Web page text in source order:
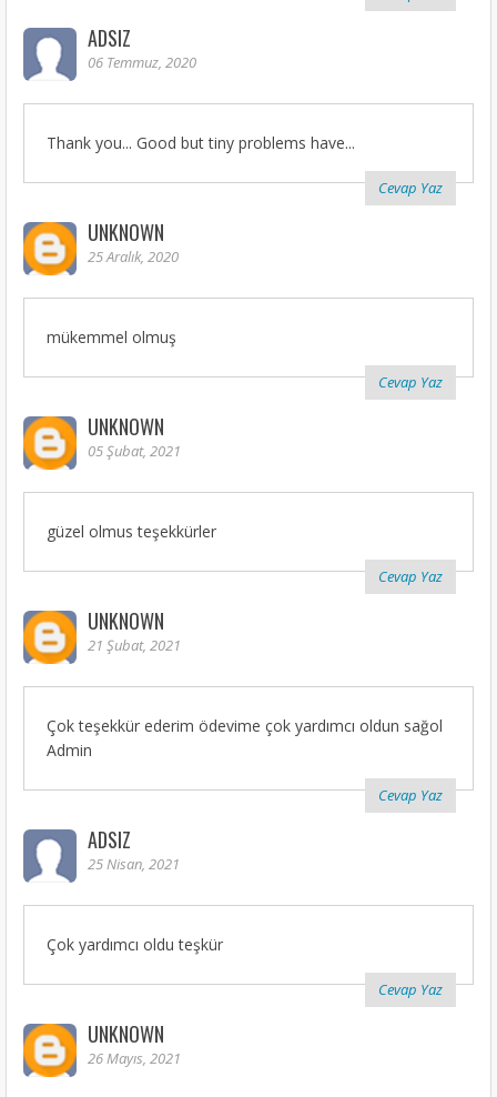
ADSIZ
06 Temmuz, 2020
Thank you... Good but tiny problems have...
Cevap Yaz
UNKNOWN
25 Aralık, 2020
mükemmel olmuş
Cevap Yaz
UNKNOWN
05 Şubat, 2021
güzel olmus teşekkürler
Cevap Yaz
UNKNOWN
21 Şubat, 2021
Çok teşekkür ederim ödevime çok yardımcı oldun sağol
Admin
Cevap Yaz
ADSIZ
25 Nisan, 2021
Çok yardımcı oldu teşkür
Cevap Yaz
UNKNOWN
26 Mayıs, 2021